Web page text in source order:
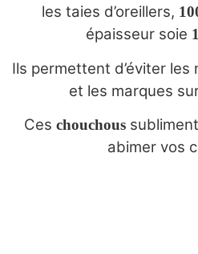
les taies d’oreillers,
épaisseur soie
Ils permettent d’éviter
et les marques
Ces chouchous
abimer vos